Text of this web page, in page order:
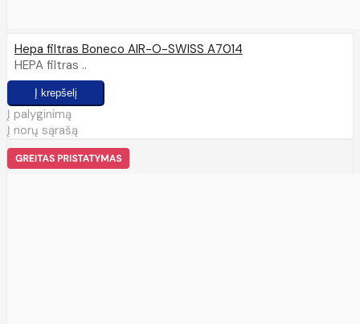
Hepa filtras Boneco AIR-O-SWISS A7014
HEPA filtras ..
Į palyginimą
Į norų sąrašą